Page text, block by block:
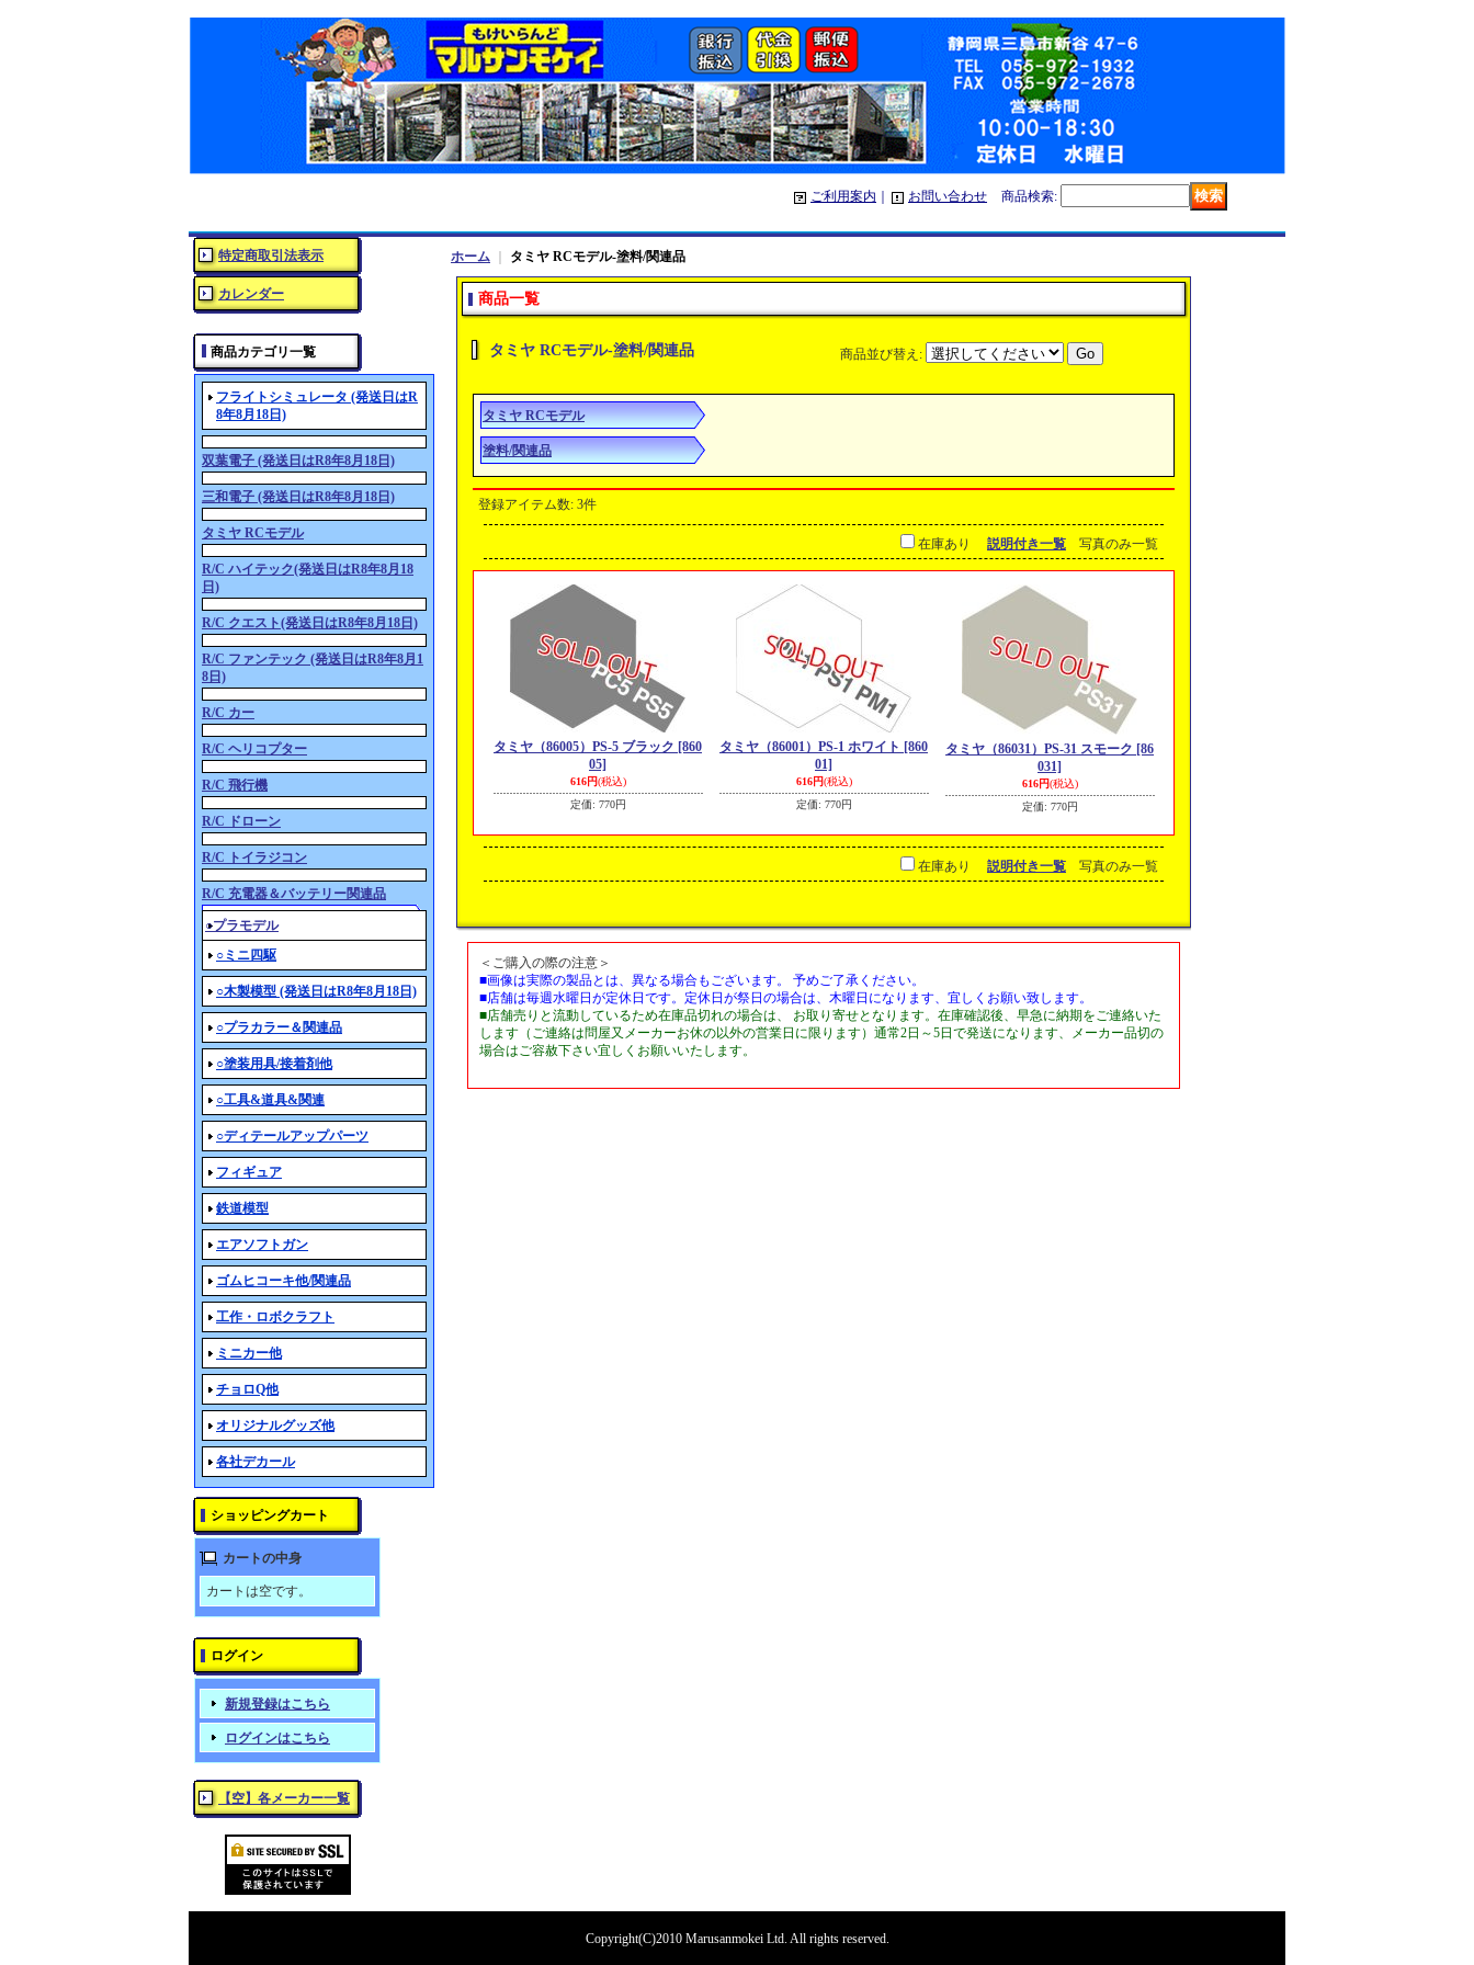
ご利用案内 お問い合わせ 商品検索:
特定商取引法表示
カレンダー
商品カテゴリ一覧
フライトシミュレータ (発送日はR
8年8月18日)
双葉電子 (発送日はR8年8月18日)
三和電子 (発送日はR8年8月18日)
タミヤ RCモデル
R/C ハイテック(発送日はR8年8月18
日)
R/C クエスト(発送日はR8年8月18日)
R/C ファンテック (発送日はR8年8月1
8日)
R/C カー
R/C ヘリコプター
R/C 飛行機
R/C ドローン
R/C トイラジコン
R/C 充電器＆バッテリー関連品
○プラモデル
○ミニ四駆
○木製模型 (発送日はR8年8月18日)
○プラカラー＆関連品
○塗装用具/接着剤他
○工具&道具&関連
○ディテールアップパーツ
フィギュア
鉄道模型
エアソフトガン
ゴムヒコーキ他/関連品
工作・ロボクラフト
ミニカー他
チョロQ他
オリジナルグッズ他
各社デカール
ショッピングカート
カートの中身
カートは空です。
ログイン
新規登録はこちら
ログインはこちら
【空】各メーカー一覧
ホーム タミヤ RCモデル-塗料/関連品
商品一覧
タミヤ RCモデル-塗料/関連品 商品並び替え :
タミヤ RCモデル
塗料/関連品
登録アイテム数: 3件
在庫あり 説明付き一覧 写真のみ一覧
タミヤ（86005）PS-5 ブラック [860
05]
616円(税込)
定価: 770円
タミヤ（86001）PS-1 ホワイト [860
01]
616円(税込)
定価: 770円
タミヤ（86031）PS-31 スモーク [86
031]
616円(税込)
定価: 770円
在庫あり 説明付き一覧 写真のみ一覧
＜ご購入の際の注意＞
■画像は実際の製品とは、異なる場合もございます。 予めご了承ください。
■店舗は毎週水曜日が定休日です。定休日が祭日の場合は、木曜日になります、宜しくお願い致します。
■店舗売りと流動しているため在庫品切れの場合は、 お取り寄せとなります。在庫確認後、早急に納期をご連絡いた
します（ご連絡は問屋又メーカーお休の以外の営業日に限ります）通常2日～5日で発送になります、メーカー品切の
場合はご容赦下さい宜しくお願いいたします。
Copyright(C)2010 Marusanmokei Ltd. All rights reserved.